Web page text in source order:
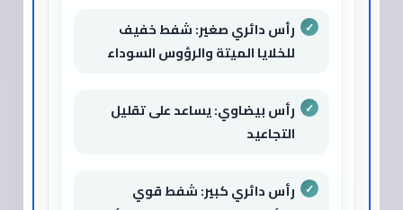
رأس دائري صغير: شفط خفيف
للخلايا الميتة والرؤوس السوداء
رأس بيضاوي: يساعد على تقليل
التجاعيد
رأس دائري كبير: شفط قوي